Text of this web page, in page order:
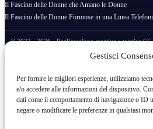
Gestisci
Per fornire le migliori esperienze, utilizziamo
e/o accedere alle informazioni del dispositivo.
dati come il comportamento di navigazione o ID
negare o modificare le preferenze in qualsiasi
Il Fascino delle Donne che Amano le Donne
Il Fascino delle Donne Formose in una Linea
© 2022 - 2026 - Realizzazione creativa e tecnica